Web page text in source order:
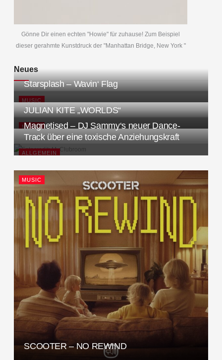
Gönne Dir einen echten "Howie" für zuhause! Zum Beispiel
dieser gerahmte Kunstdruck der "Manhattan Bridge, New York "
Neues
MUSIC
Starsplash – Wavin‘ Flag
MUSIC
JULIAN KITE „WORLDS“
ALLGEMEIN
Magnetised – DJ Sammy‘s neuer Dance-
Track über eine toxische Anziehungskraft
MUSIC
SCOOTER – NO REWIND